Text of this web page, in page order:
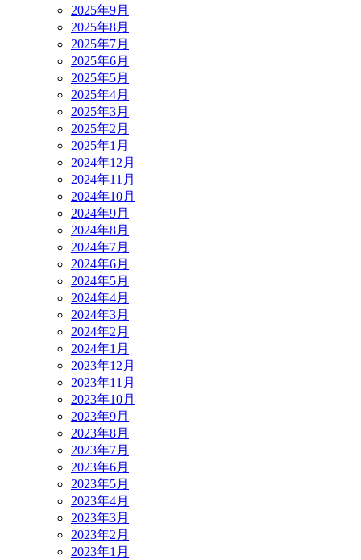
2025年9月
2025年8月
2025年7月
2025年6月
2025年5月
2025年4月
2025年3月
2025年2月
2025年1月
2024年12月
2024年11月
2024年10月
2024年9月
2024年8月
2024年7月
2024年6月
2024年5月
2024年4月
2024年3月
2024年2月
2024年1月
2023年12月
2023年11月
2023年10月
2023年9月
2023年8月
2023年7月
2023年6月
2023年5月
2023年4月
2023年3月
2023年2月
2023年1月